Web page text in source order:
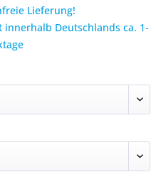
Lieferung!
Deutschlands ca. 1-